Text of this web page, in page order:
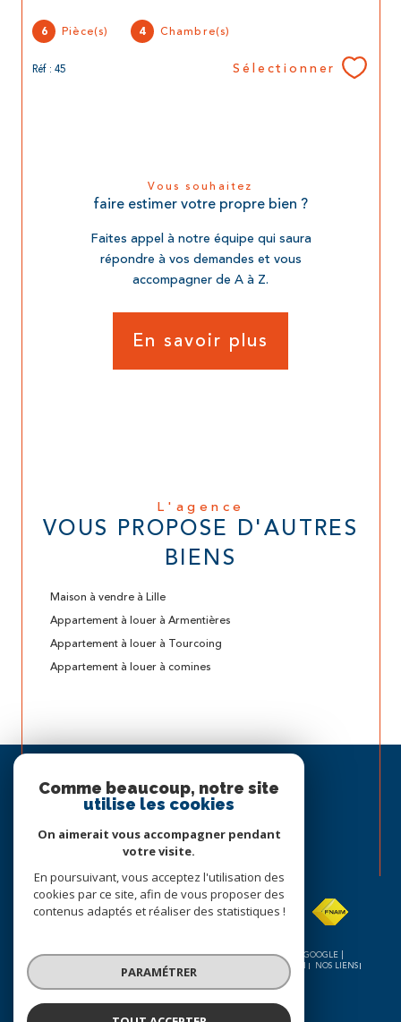
6 Pièce(s) 4 Chambre(s)
Réf : 45 Sélectionner
Vous souhaitez
faire estimer votre propre bien ?
Faites appel à notre équipe qui saura
répondre à vos demandes et vous
accompagner de A à Z.
En savoir plus
L'agence
VOUS PROPOSE D'AUTRES
BIENS
Maison à vendre à Lille
Appartement à louer à Armentières
Appartement à louer à Tourcoing
Appartement à louer à comines
PROPRIÉTAIRE
Se connecter
ADHÉRONS
© 2026 | TOUS DROITS RÉSERVÉS | TRADUCTION POWERED BY GOOGLE |
PLAN DU SITE MENTIONS LÉGALES ADMIN
NOS LIENS
POLITIQUE RGPD
Comme beaucoup, notre site
utilise les cookies
On aimerait vous accompagner pendant
votre visite.
En poursuivant, vous acceptez l'utilisation des
cookies par ce site, afin de vous proposer des
contenus adaptés et réaliser des statistiques !
PARAMÉTRER